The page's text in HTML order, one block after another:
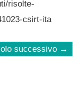
risolte-
csirt-ita
successivo →